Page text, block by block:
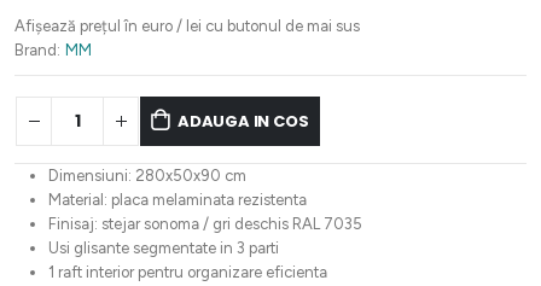
fost: 5.180,24 lei.
Afișează prețul în euro / lei cu butonul de mai sus
Brand: MM
ADAUGA IN COS
Dimensiuni: 280x50x90 cm
Material: placa melaminata rezistenta
Finisaj: stejar sonoma / gri deschis RAL 7035
Usi glisante segmentate in 3 parti
1 raft interior pentru organizare eficienta